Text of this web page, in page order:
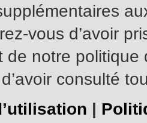
vous d’avoir
de notre
consulté
|